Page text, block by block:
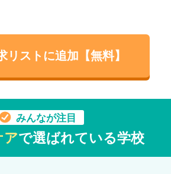
リストに追加【無料】
みんなが注目
アで選ばれている学校